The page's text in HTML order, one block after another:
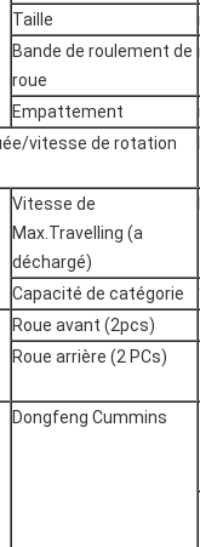
Taille
Bande de roulement de
roue
Empattement
vitesse de rotation
Vitesse de
Max.Travelling (a
déchargé)
Capacité de catégorie
Roue avant (2pcs)
Roue arrière (2 PCs)
Dongfeng Cummins